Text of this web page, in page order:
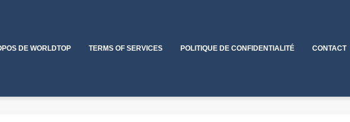
DE WORLDTOP TERMS OF SERVICES POLITIQUE DE CONFIDENTIALITÉ CONTACT